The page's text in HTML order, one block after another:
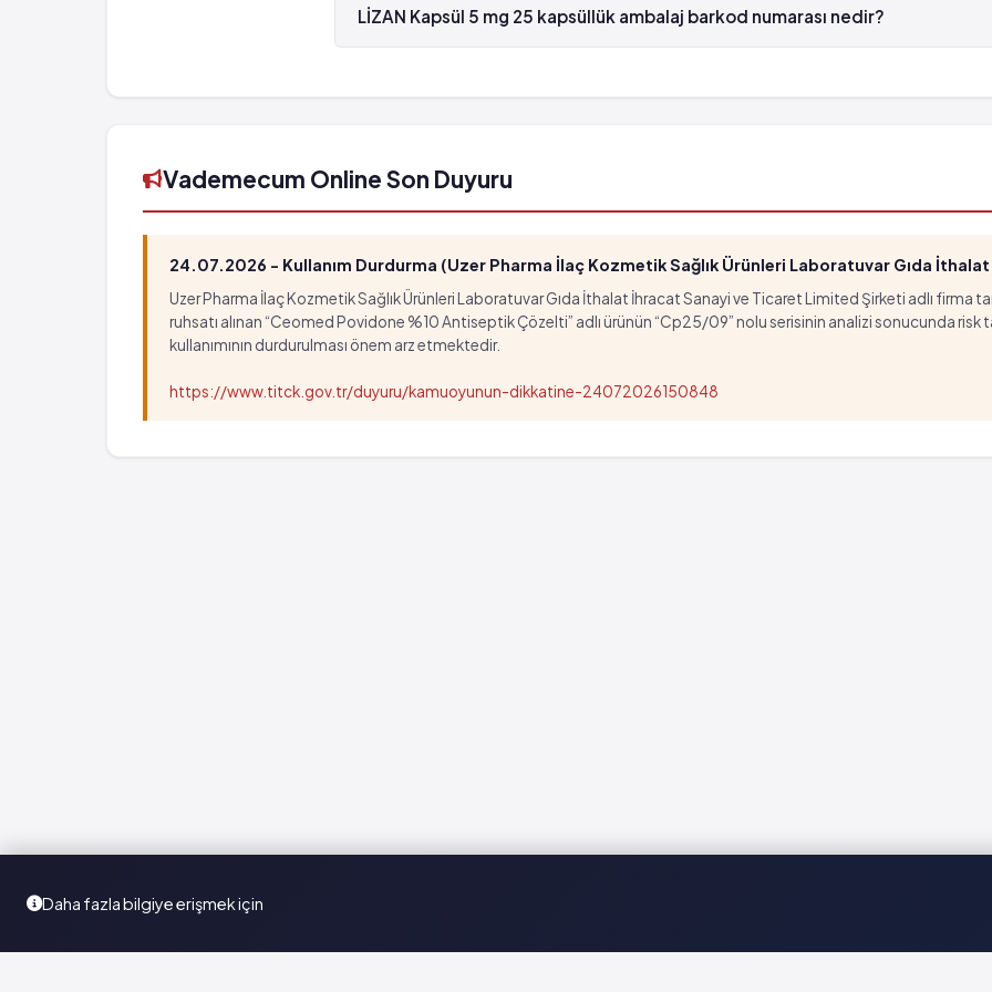
LİZAN Kapsül 5 mg 25 kapsüllük ambalaj barkod numarası nedir?
Vademecum Online Son Duyuru
24.07.2026 - Kullanım Durdurma (Uzer Pharma İlaç Kozmetik Sağlık Ürünleri Laboratuvar Gıda
Uzer Pharma İlaç Kozmetik Sağlık Ürünleri Laboratuvar Gıda İthalat İhracat Sanayi ve Ticaret Limited Şirketi adlı firma
ruhsatı alınan “Ceomed Povidone %10 Antiseptik Çözelti” adlı ürünün “Cp25/09” nolu serisinin analizi sonucunda risk
kullanımının durdurulması önem arz etmektedir.
https://www.titck.gov.tr/duyuru/kamuoyunun-dikkatine-24072026150848
Daha fazla bilgiye erişmek için